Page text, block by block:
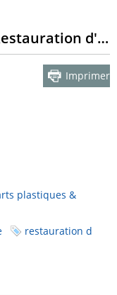
Passage de Marie (Le) - Restauration d'une œuvre
Imprimer
plastiques &
restauration d